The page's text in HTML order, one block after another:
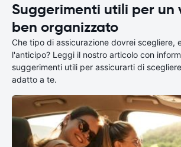
Suggerimenti utili per un
ben organizzato
Che tipo di assicurazione dovrei scegliere,
l'anticipo? Leggi il nostro articolo con
suggerimenti utili per assicurarti di
adatto a te.